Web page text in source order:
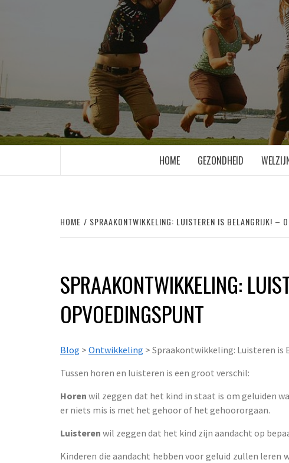
HOME GEZONDHEID
HOME SPRAAKONTWIKKELING: LUISTEREN IS BELANGRIJK! –
SPRAAKONTWIKKELING:
OPVOEDINGSPUNT
Blog > Ontwikkeling > Spraakontwikkeling: Luisteren is
Tussen horen en luisteren is een groot verschil:
Horen wil zeggen dat het kind in staat is om geluiden
er niets mis is met het gehoor of het gehoororgaan.
Luisteren wil zeggen dat het kind zijn aandacht op
Kinderen die aandacht hebben voor geluid zullen